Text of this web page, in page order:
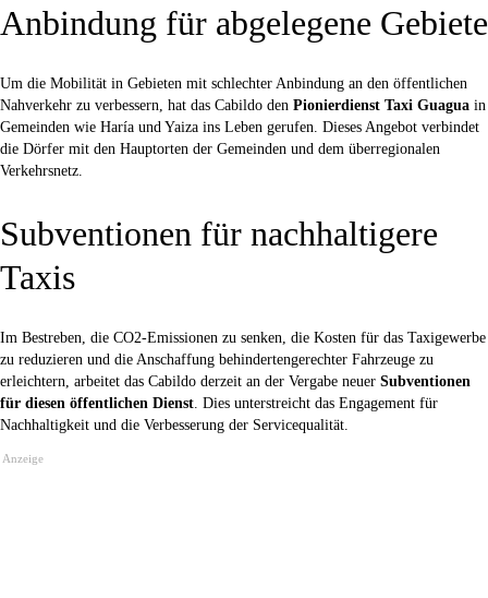
Anbindung für abgelegene Gebiete
Um die Mobilität in Gebieten mit schlechter Anbindung an den öffentlichen
Nahverkehr zu verbessern, hat das Cabildo den Pionierdienst Taxi Guagua in
Gemeinden wie Haría und Yaiza ins Leben gerufen. Dieses Angebot verbindet
die Dörfer mit den Hauptorten der Gemeinden und dem überregionalen
Verkehrsnetz.
Subventionen für nachhaltigere
Taxis
Im Bestreben, die CO2-Emissionen zu senken, die Kosten für das Taxigewerbe
zu reduzieren und die Anschaffung behindertengerechter Fahrzeuge zu
erleichtern, arbeitet das Cabildo derzeit an der Vergabe neuer Subventionen
für diesen öffentlichen Dienst. Dies unterstreicht das Engagement für
Nachhaltigkeit und die Verbesserung der Servicequalität.
Anzeige